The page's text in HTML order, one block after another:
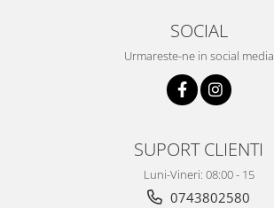
Echipamente pt incalzire
SOCIAL
Urmareste-ne in social media
SUPORT CLIENTI
Luni-Vineri: 08:00 - 15
0743802580